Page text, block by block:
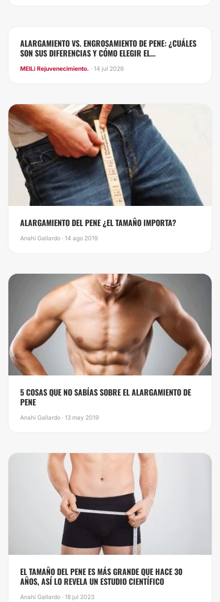
ALARGAMIENTO VS. ENGROSAMIENTO DE PENE: ¿CUÁLES
SON SUS DIFERENCIAS Y CÓMO ELEGIR EL
MEILi Rejuvenecimiento. · 14 jul 2026
ALARGAMIENTO DEL PENE ¿EL TAMAÑO IMPORTA?
Anahí Gallardo · 14 ago 2019
5 COSAS QUE NO SABÍAS SOBRE EL ALARGAMIENTO DE
PENE
Anahí Gallardo · 13 may 2019
EL TAMAÑO DEL PENE ES MÁS GRANDE QUE HACE 30
AÑOS, ASÍ LO REVELA UN ESTUDIO CIENTÍFICO
Anahí Gallardo · 18 jul 2023